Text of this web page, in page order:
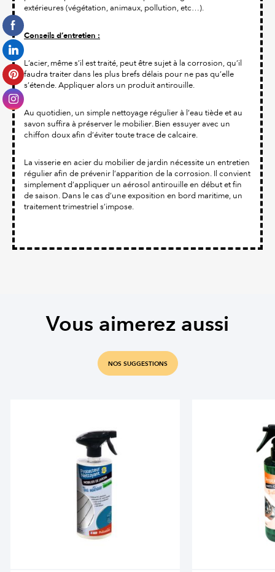
extérieures (végétation, animaux, pollution, etc…).
Conseils d’entretien :
L’acier, même s’il est traité, peut être sujet à la corrosion, qu’il
faudra traiter dans les plus brefs délais pour ne pas qu’elle
s’étende. Appliquer alors un produit antirouille.
Au quotidien, un simple nettoyage régulier à l’eau tiède et au
savon suffira à préserver le mobilier. Bien essuyer avec un
chiffon doux afin d’éviter toute trace de calcaire.
La visserie en acier du mobilier de jardin nécessite un entretien
régulier afin de prévenir l’apparition de la corrosion. Il convient
simplement d’appliquer un aérosol antirouille en début et fin
de saison. Dans le cas d’une exposition en bord maritime, un
traitement trimestriel s’impose.
Vous aimerez aussi
NOS SUGGESTIONS